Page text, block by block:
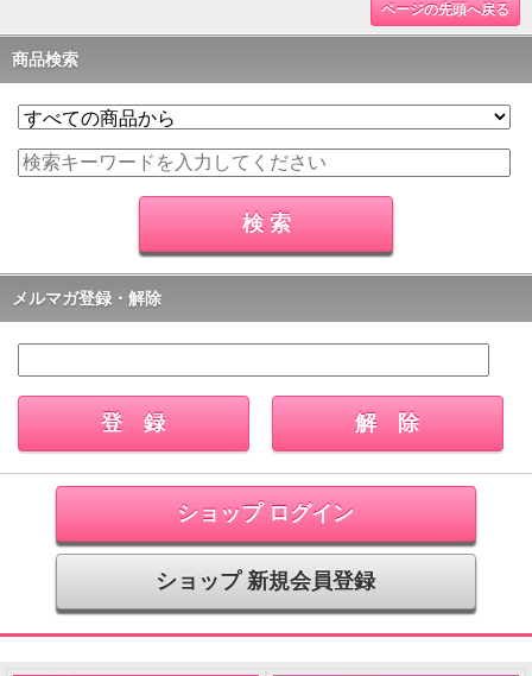
ページの先頭へ戻る
商品検索
メルマガ登録・解除
ショップ ログイン
ショップ 新規会員登録